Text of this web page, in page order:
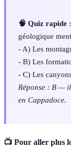
🧠 Quiz rapide :
géologique
- A) Les
- B) Les
- C) Les
Réponse : B —
en Cappadoce.
📺 Pour aller plus